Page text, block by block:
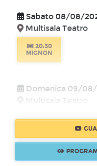
Sabato 08/08/
Multisala Teatro
20:30
MIGNON
Domenica 09/
Multisala Teatro
18:00
Lunedì 10/08/